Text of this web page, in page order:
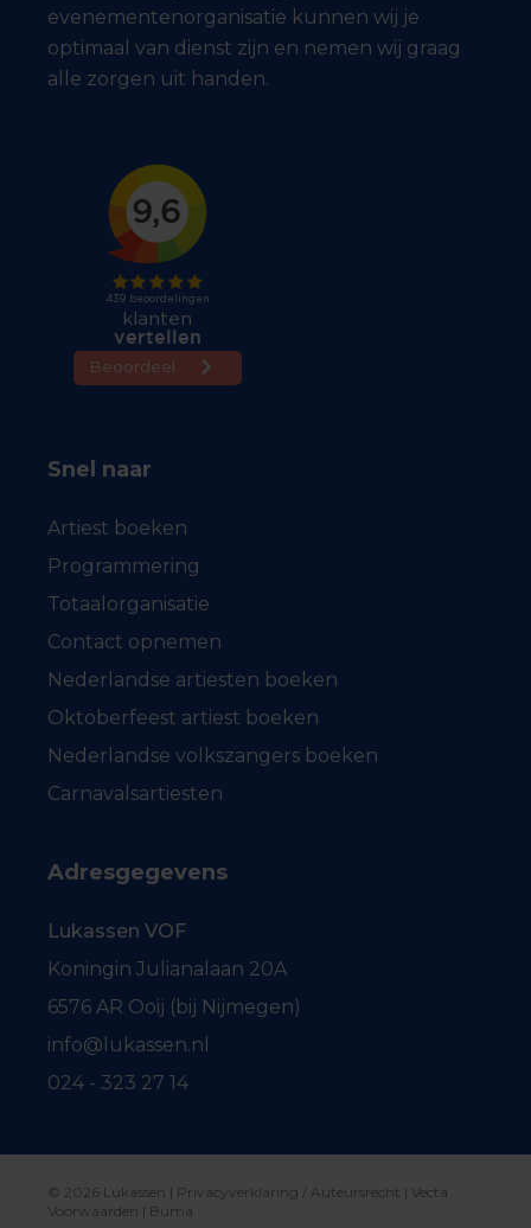
evenementenorganisatie kunnen wij je
optimaal van dienst zijn en nemen wij graag
alle zorgen uit handen.
Snel naar
Artiest boeken
Programmering
Totaalorganisatie
Contact opnemen
Nederlandse artiesten boeken
Oktoberfeest artiest boeken
Nederlandse volkszangers boeken
Carnavalsartiesten
Adresgegevens
Lukassen VOF
Koningin Julianalaan 20A
6576 AR Ooij (bij Nijmegen)
info@lukassen.nl
024 - 323 27 14
© 2026 Lukassen | Privacyverklaring / Auteursrecht | Vecta
Voorwaarden | Buma